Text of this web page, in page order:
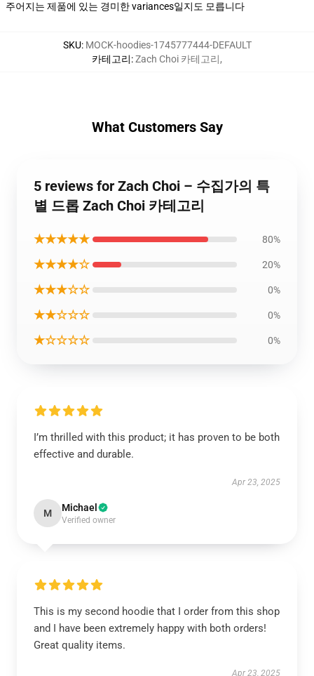
주어지는 제품에 있는 경미한 variances일지도 모릅니다
SKU: MOCK-hoodies-1745777444-DEFAULT
카테고리:Zach Choi 카테고리,
What Customers Say
5 reviews for Zach Choi – 수집가의 특
별 드롭 Zach Choi 카테고리
★★★★★ 80%
★★★★☆ 20%
★★★☆☆ 0%
★★☆☆☆ 0%
★☆☆☆☆ 0%
I’m thrilled with this product; it has proven to be both
effective and durable.
Apr 23, 2025
M Michael
Verified owner
This is my second hoodie that I order from this shop
and I have been extremely happy with both orders!
Great quality items.
Apr 23, 2025